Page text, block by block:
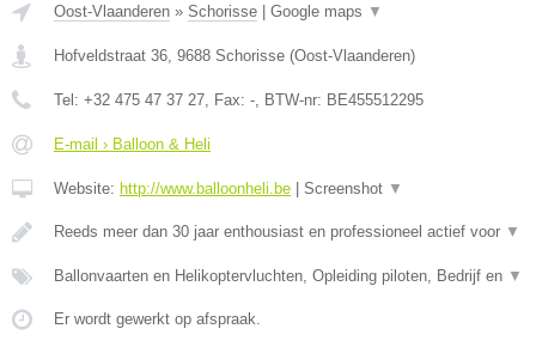
Oost-Vlaanderen » Schorisse Google maps ▼
Hofveldstraat 36 9688 Schorisse (Oost-Vlaanderen)
Tel: +32 475 47 37 27 , Fax: - , BTW-nr: BE455512295
E-mail › Balloon & Heli
Website: http://www.balloonheli.be Screenshot ▼
Reeds meer dan 30 jaar enthousiast en professioneel actief voor ▼
Ballonvaarten en Helikoptervluchten, Opleiding piloten, Bedrijf en ▼
Er wordt gewerkt op afspraak.